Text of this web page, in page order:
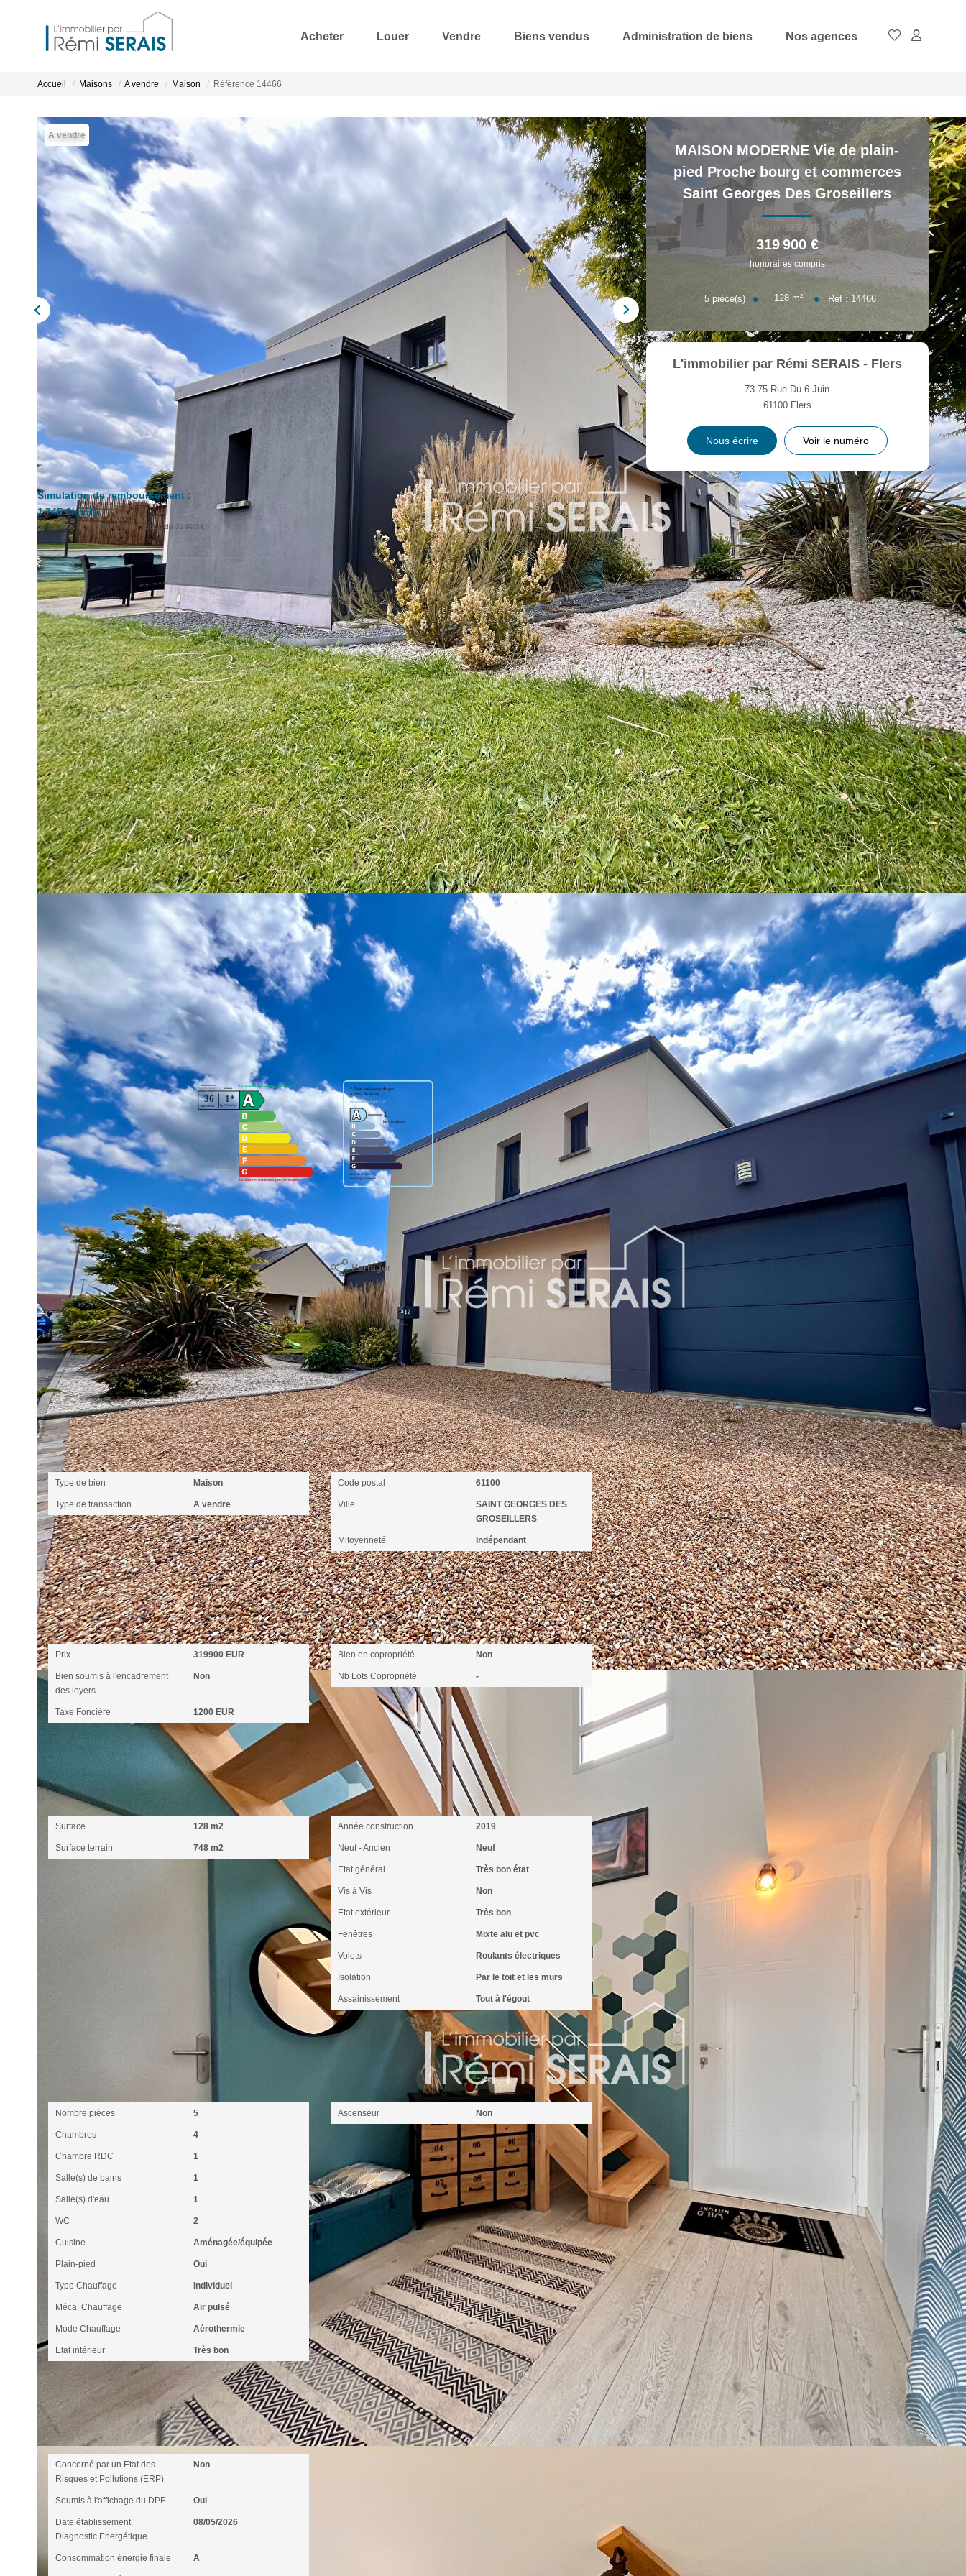
Acheter Louer Vendre Biens vendus Administration de biens Nos agences
Accueil Maisons A vendre Maison Référence 14466
A vendre
Simulation de remboursement :
1 745 €/mois
pendant 20 ans à 4% avec un apport de 31 990 €
Description
Réf : 14466
Réf. 14 466 / MAISON MODERNE 319 900 €
Située à Saint-Georges-des-Groseillers, à seulement quelques minutes à pied du bourg et des commerces, cette maison
moderne construite en 2019 saura séduire les familles en quête de confort, de fonctionnalité et de proximité.
Dès l'entrée, vous découvrirez une belle pièce de vie lumineuse comprenant un salon-séjour ouvert sur une cuisine
aménagée et équipée, offrant un espace convivial et chaleureux au quotidien.
Le rez-de-chaussée permet une véritable vie de plain-pied grâce à une chambre parentale avec salle d'eau privative et
espace dressing aménagé sur un pan de mur. Un WC indépendant ainsi qu'une buanderie donnant accès directement au
garage complètent ce niveau.
À l'étage, le palier dessert trois chambres supplémentaires, idéales pour une famille, ainsi qu'une grande salle d'eau équipée
d'une douche et d'une baignoire, sans oublier un second WC indépendant.
À l'extérieur, vous profiterez d'un terrain arboré de 748 m² parfaitement entretenu, avec deux terrasses permettant de profiter
du soleil à toute heure de la journée.
Une maison clé en main alliant modernité, confort familial et emplacement privilégié.
L'immobilier par Rémi SERAIS !
**Honoraires à la charge du vendeur
Diagnostics énergétiques
Montant estimé des dépenses annuelles d'énergie pour un usage standard entre 510€ et 710€. indexées aux années 2021,2022
et 2023 (abonnement compris).
Imprimer Partager Calculer mon budget
Nos honoraires
Caractéristiques détaillées
Général
Type de bien Maison
Type de transaction A vendre
Localisation
Code postal 61100
Ville
SAINT GEORGES DES
GROSEILLERS
Mitoyenneté Indépendant
Aspects financiers
Prix 319900 EUR
Bien soumis à l'encadrement
des loyers
Non
Taxe Foncière 1200 EUR
Copropriété
Bien en copropriété Non
Nb Lots Copropriété -
Surfaces
Surface 128 m2
Surface terrain 748 m2
Extérieur
Année construction 2019
Neuf - Ancien Neuf
Etat général Très bon état
Vis à Vis Non
Etat extérieur Très bon
Fenêtres Mixte alu et pvc
Volets Roulants électriques
Isolation Par le toit et les murs
Assainissement Tout à l'égout
Nombre pièces 5
Chambres 4
Chambre RDC 1
Salle(s) de bains 1
Salle(s) d'eau 1
WC 2
Cuisine Aménagée/équipée
Plain-pied Oui
Type Chauffage Individuel
Méca. Chauffage Air pulsé
Mode Chauffage Aérothermie
Etat intérieur Très bon
Ascenseur Non
Diagnostics
Concerné par un Etat des
Risques et Pollutions (ERP)
Non
Soumis à l'affichage du DPE Oui
Date établissement
Diagnostic Energétique
08/05/2026
Consommation énergie finale A
MAISON MODERNE Vie de plain-
pied Proche bourg et commerces
Saint Georges Des Groseillers
319 900 €
honoraires compris
5 pièce(s) 128 m² Réf : 14466
L'immobilier par Rémi SERAIS - Flers
73-75 Rue Du 6 Juin
61100 Flers
Nous écrire Voir le numéro